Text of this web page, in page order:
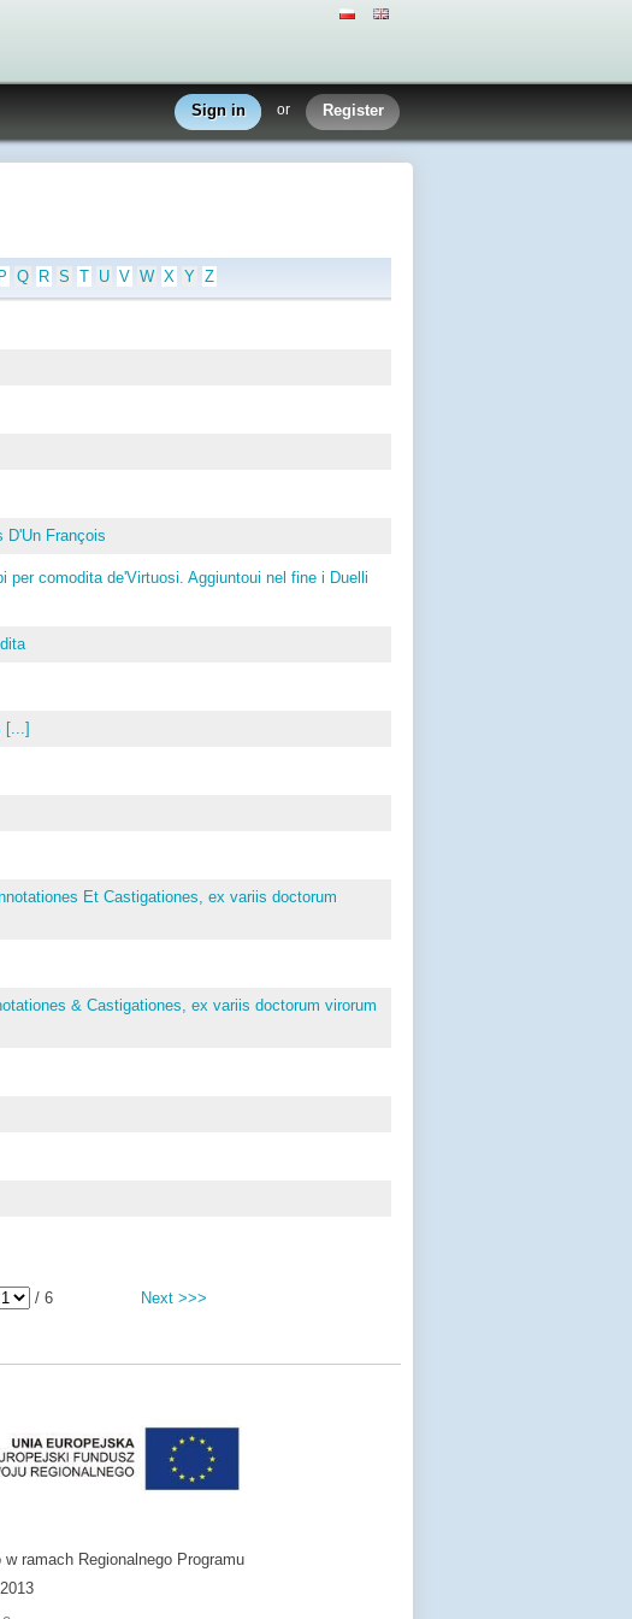
Sign in or Register
P Q R S T U V W X Y Z
D'Un François
comodita de'Virtuosi. Aggiuntoui nel fine i Duelli
[...]
Et Castigationes, ex variis doctorum
& Castigationes, ex variis doctorum virorum
/ 6 Next >>>
ramach Regionalnego Programu